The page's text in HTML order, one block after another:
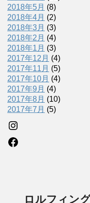
2018年5月 (8)
2018年4月 (2)
2018年3月 (3)
2018年2月 (4)
2018年1月 (3)
2017年12月 (4)
2017年11月 (5)
2017年10月 (4)
2017年9月 (4)
2017年8月 (10)
2017年7月 (5)
Instagram
Facebook
ロルフィン